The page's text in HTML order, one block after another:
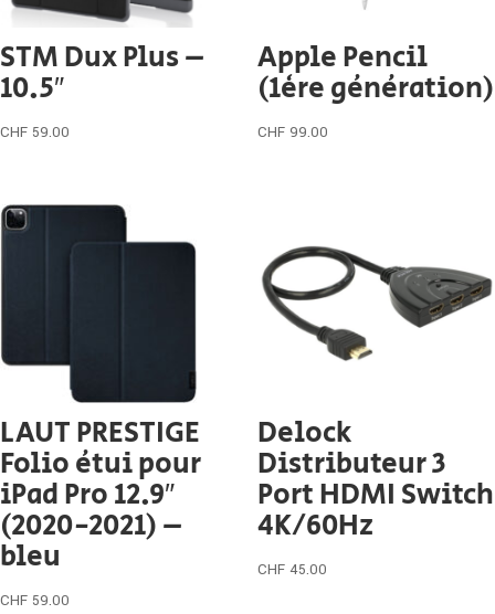
STM Dux Plus –
10.5″
CHF 59.00
Apple Pencil
(1ère génération)
CHF 99.00
LAUT PRESTIGE
Folio étui pour
iPad Pro 12.9″
(2020-2021) –
bleu
CHF 59.00
Delock
Distributeur 3
Port HDMI Switch
4K/60Hz
CHF 45.00